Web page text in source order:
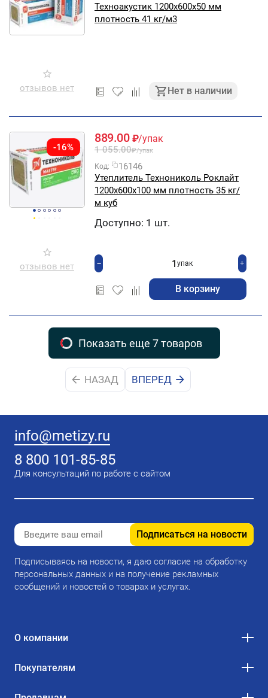
отзывов нет
Техноакустик 1200х600х50 мм
плотность 41 кг/м3
Нет в наличии
-16%
отзывов нет
889.00 ₽/упак
1 055.00₽/упак
Код:
16146
Утеплитель Технониколь Роклайт
1200х600х100 мм плотность 35 кг/
м куб
Доступно: 1 шт.
+
упак
−
В корзину
Показать еще 7 товаров
НАЗАД ВПЕРЕД
info@metizy.ru
8 800 101-85-85
Для консультаций по работе с сайтом
Подписаться на новости
Подписываясь на новости, я даю согласие на обработку
персональных данных и на получение рекламных
сообщений и новостей о товарах и услугах.
О компании
Покупателям